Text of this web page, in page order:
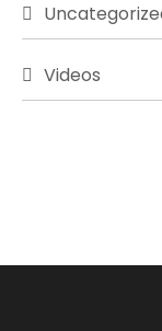
Videos